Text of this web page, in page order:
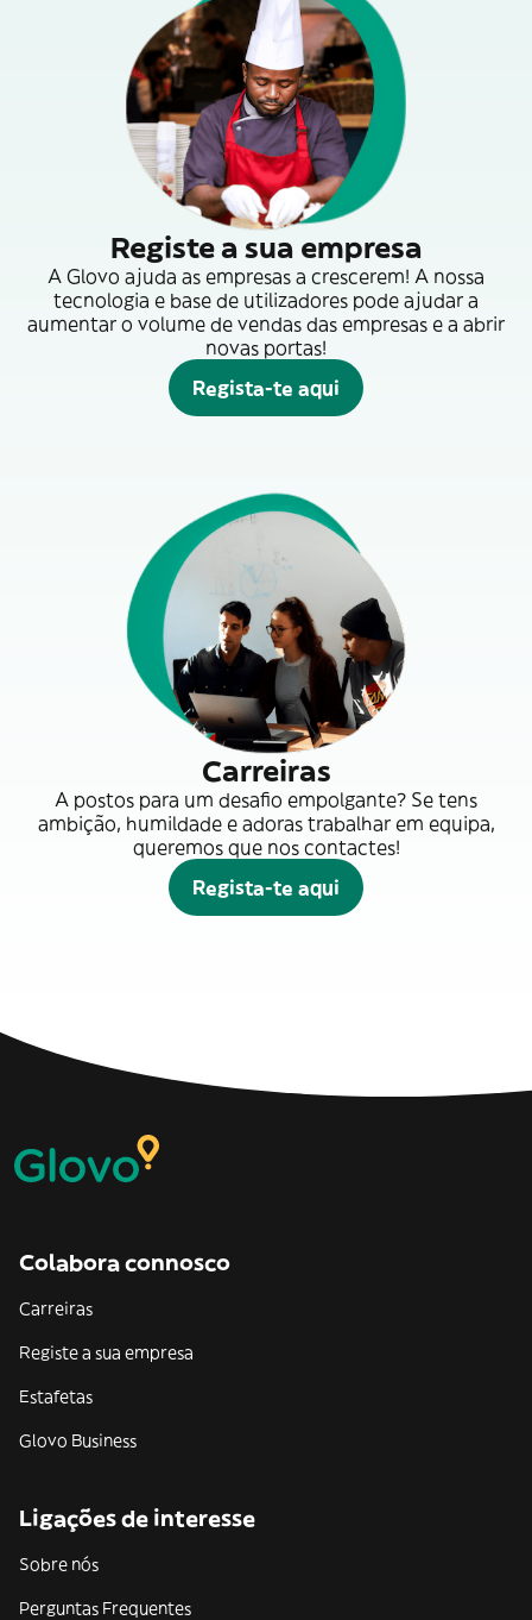
Registe a sua empresa
A Glovo ajuda as empresas a crescerem! A nossa
tecnologia e base de utilizadores pode ajudar a
aumentar o volume de vendas das empresas e a abrir
novas portas!
Regista-te aqui
Carreiras
A postos para um desafio empolgante? Se tens
ambição, humildade e adoras trabalhar em equipa,
queremos que nos contactes!
Regista-te aqui
Colabora connosco
Carreiras
Registe a sua empresa
Estafetas
Glovo Business
Ligações de interesse
Sobre nós
Perguntas Frequentes